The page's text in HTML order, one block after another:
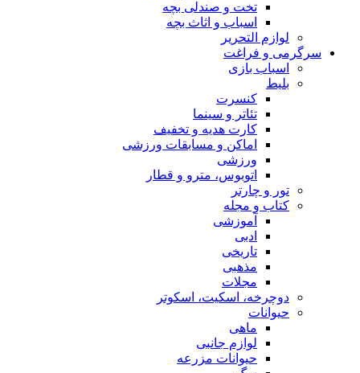
تخت و صندلی بچه
اسباب و اثاث بچه
لوازم التحریر
سرگرمی و فراغت
اسباب‌ بازی
بلیط
کنسرت
تئاتر و سینما
کارت هدیه و تخفیف
اماکن و مسابقات ورزشی
ورزشی
اتوبوس، مترو و قطار
تور و چارتر
کتاب و مجله
آموزشی
ادبی
تاریخی
مذهبی
مجلات
دوچرخه، اسکیت، اسکوتر
حیوانات
ماهی
لوازم جانبی
حیوانات مزرعه